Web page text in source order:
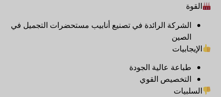
القوة
الشركة الرائدة في تصنيع أنابيب مستحضرات التجميل في
الصين
الإيجابيات
طباعة عالية الجودة
التخصيص القوي
السلبيات